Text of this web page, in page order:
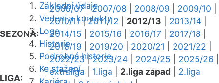
Základní údaje
Vedení a kontakty
Logo
Historie
Podrobná historie
Ke stažení
SEZONA:
2006/07|2007/08 2008/09 2009/10
2010/11|2011/12 2012/13 2013/14
2014/15
2015/16 2016/17 2017/18
2018/19
2019/20 2020/21 2021/22
2022/23|2023/24 2024/25 2025/26
LIGA:
extraliga 1.liga 2.liga západ
2.liga